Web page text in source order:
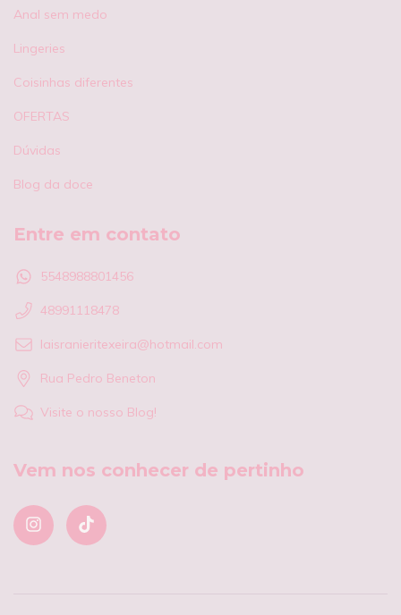
Anal sem medo
Lingeries
Coisinhas diferentes
OFERTAS
Dúvidas
Blog da doce
Entre em contato
5548988801456
48991118478
laisranieritexeira@hotmail.com
Rua Pedro Beneton
Visite o nosso Blog!
Vem nos conhecer de pertinho